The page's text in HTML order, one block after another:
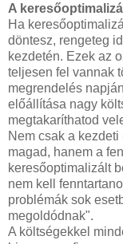
A
Ha
döntesz, rengeteg
kezdetén. Ezek az
teljesen fel vannak
megrendelés
előállítása nagy
megtakaríthatod
Nem csak a
magad, hanem a
keresőoptimalizált
nem kell
problémák sok
megoldódnak".
A költségekkel